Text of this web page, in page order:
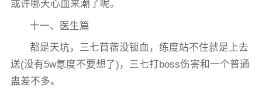
或许哪天心血来潮了呢。
十一、医生篇
都是天坑，三七苜蓿没锁血，练度站不住就是上去
送(没有5w氪度不要想了)，三七打boss伤害和一个普通
蛊差不多。